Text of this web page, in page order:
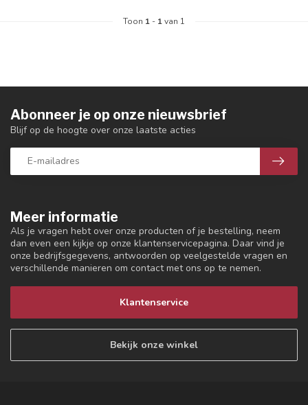
Toon 1 - 1van 1
Meer informatie
Als je vragen hebt over onze producten of je bestelling, neem
dan even een kijkje op onze klantenservicepagina. Daar vind je
onze bedrijfsgegevens, antwoorden op veelgestelde vragen en
verschillende manieren om contact met ons op te nemen.
Klantenservice
Bekijk onze winkel
Abonneer je op onze nieuwsbrief
Blijf op de hoogte over onze laatste acties